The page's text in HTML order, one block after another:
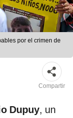
por el crimen de
Compartir
Dupuy, un